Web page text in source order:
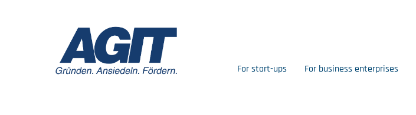
For start-ups For business enterprises